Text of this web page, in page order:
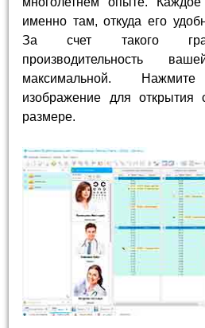
именно там, откуда его
За счет такого
производительность
максимальной.
изображение для открытия
размере.